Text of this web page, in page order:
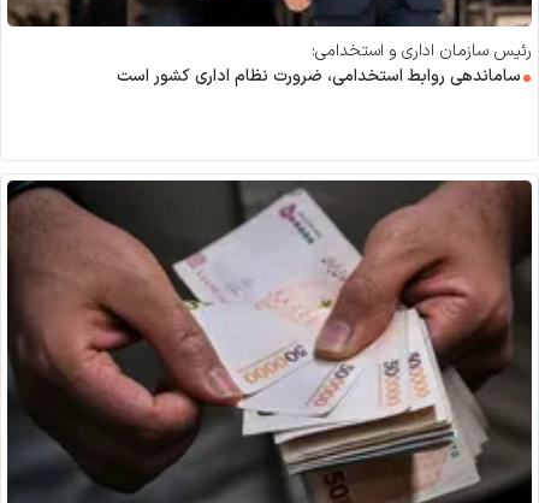
رئیس سازمان اداری و استخدامی:
ساماندهی روابط استخدامی، ضرورت نظام اداری کشور است